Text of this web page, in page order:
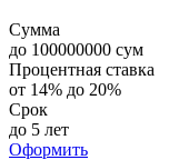
Сумма
до 100000000 сум
Процентная ставка
от 14% до 20%
Срок
до 5 лет
Оформить